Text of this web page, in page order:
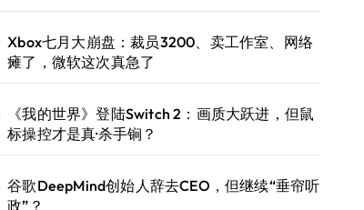
Xbox七月大崩盘：裁员3200、卖工作室、网络
瘫了，微软这次真急了
《我的世界》登陆Switch 2：画质大跃进，但鼠
标操控才是真·杀手锏？
谷歌DeepMind创始人辞去CEO，但继续“垂帘听
政”？